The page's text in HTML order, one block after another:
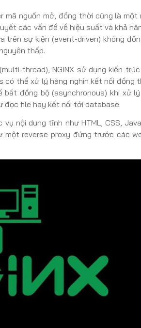
mã nguồn mở, đồng thời cũng là một
các vấn đề về hiệu suất và khả
sự kiện (event-driven) không
thấp.
thread), NGINX sử dụng kiến
có thể xử lý hàng nghìn kết nối đồng
bất đồng bộ (asynchronous) khi xử
đọc file hay kết nối tới database.
nội dung tĩnh như HTML, CSS,
một reverse proxy đứng trước các